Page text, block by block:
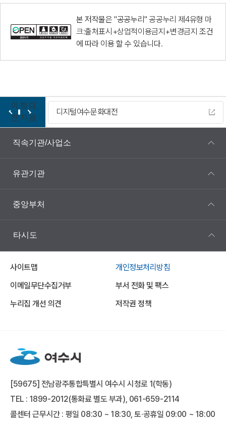
본 저작물은 "공공누리"공공누리 제4유형 마
크:출처표시+상업적이용금지+변경금지 조건
에 따라 이용 할 수 있습니다.
이
전
정
지
다
음
디지털여수문화대전
직속기관/사업소
유관기관
중앙부처
타시도
사이트맵
개인정보처리방침
이메일무단수집거부
부서 전화 및 팩스
누리집 개선 의견
저작권 정책
[59675] 전남광주통합특별시 여수시 시청로 1(학동)
TEL : 1899-2012(통화료 별도 부과), 061-659-2114
콜센터 근무시간 : 평일 08:30 ~ 18:30, 토·공휴일 09:00 ~ 18:00